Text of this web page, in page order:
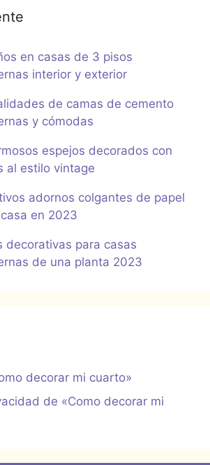
en casas de 3 pisos
interior y exterior
de camas de cemento
y cómodas
espejos decorados con
al estilo vintage
adornos colgantes de papel
en 2023
decorativas para casas
de una planta 2023
decorar mi cuarto»
de «Como decorar mi